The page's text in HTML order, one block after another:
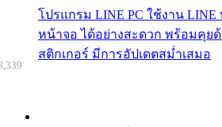
โปรแกรม LINE PC ใช้งาน
หน้าจอ ได้อย่างสะดวก พร้อมคุยด้
สติกเกอร์ มีการอัปเดตสม่ำเสมอ